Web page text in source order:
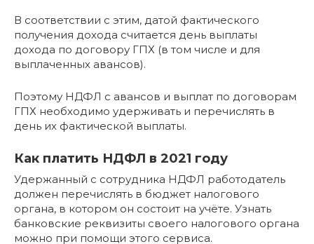
В соответствии с этим, датой фактического
получения дохода считается день выплаты
дохода по договору ГПХ (в том числе и для
выплаченных авансов).
Поэтому НДФЛ с авансов и выплат по договорам
ГПХ необходимо удерживать и перечислять в
день их фактической выплаты.
Как платить НДФЛ в 2021 году
Удержанный с сотрудника НДФЛ работодатель
должен перечислять в бюджет налогового
органа, в котором он состоит на учёте. Узнать
банковские реквизиты своего налогового органа
можно при помощи этого сервиса.